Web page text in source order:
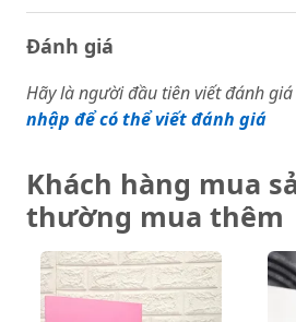
Đánh giá
Hãy là người đầu tiên viết đánh giá
nhập để có thể viết đánh giá
Khách hàng mua
thường mua thêm